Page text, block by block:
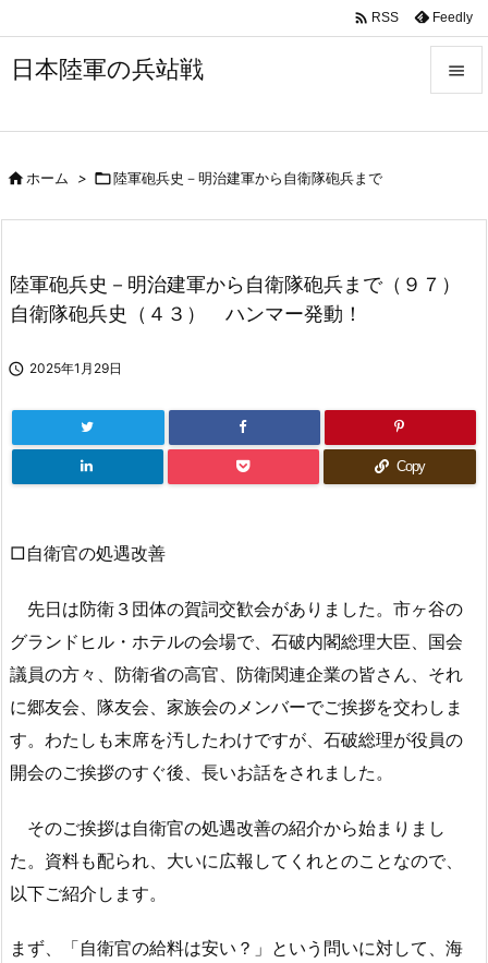
日本陸軍の兵站戦 


 RSS Feedly
ホーム > 陸軍砲兵史－明治建軍から自衛隊砲兵まで
陸軍砲兵史－明治建軍から自衛隊砲兵まで（９７）
自衛隊砲兵史（４３） ハンマー発動！
 2025年1月29日
Copy
□自衛官の処遇改善
先日は防衛３団体の賀詞交歓会がありました。市ヶ谷の
グランドヒル・ホテルの会場で、石破内閣総理大臣、国会
議員の方々、防衛省の高官、防衛関連企業の皆さん、それ
に郷友会、隊友会、家族会のメンバーでご挨拶を交わしま
す。わたしも末席を汚したわけですが、石破総理が役員の
開会のご挨拶のすぐ後、長いお話をされました。
そのご挨拶は自衛官の処遇改善の紹介から始まりまし
た。資料も配られ、大いに広報してくれとのことなので、
以下ご紹介します。
まず、「自衛官の給料は安い？」という問いに対して、海